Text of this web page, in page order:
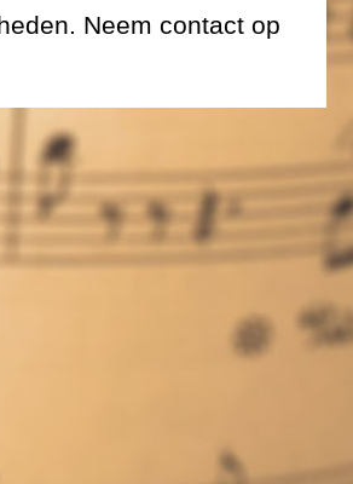
Neem contact op